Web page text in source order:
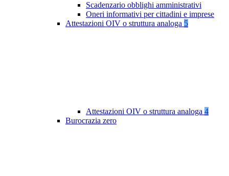
Scadenzario obblighi amministrativi
Oneri informativi per cittadini e imprese
Attestazioni OIV o struttura analoga 5
Attestazioni OIV o struttura analoga 4
Burocrazia zero